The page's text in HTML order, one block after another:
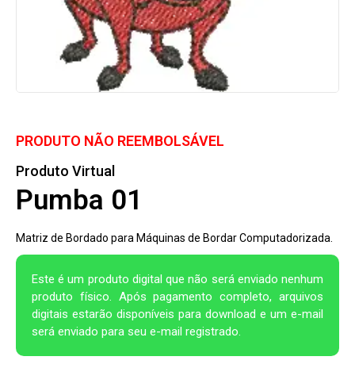
PRODUTO NÃO REEMBOLSÁVEL
Produto Virtual
Pumba 01
Matriz de Bordado para Máquinas de Bordar Computadorizada.
Este é um produto digital que não será enviado nenhum
produto físico. Após pagamento completo, arquivos
digitais estarão disponíveis para download e um e-mail
será enviado para seu e-mail registrado.